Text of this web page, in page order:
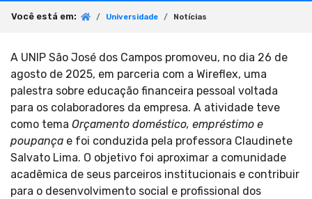
Você está em: Universidade Notícias
A UNIP São José dos Campos promoveu, no dia 26 de
agosto de 2025, em parceria com a Wireflex, uma
palestra sobre educação financeira pessoal voltada
para os colaboradores da empresa. A atividade teve
como tema Orçamento doméstico, empréstimo e
poupança e foi conduzida pela professora Claudinete
Salvato Lima. O objetivo foi aproximar a comunidade
acadêmica de seus parceiros institucionais e contribuir
para o desenvolvimento social e profissional dos